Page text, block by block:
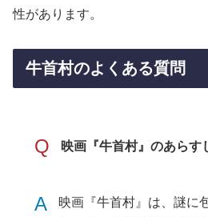
性があります。
牛首村のよくある質問
Q 映画『牛首村』のあらす
A
映画『牛首村』は、謎に